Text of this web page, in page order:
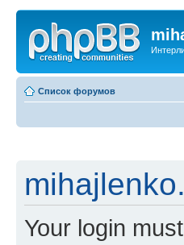
Список форумов
Your login